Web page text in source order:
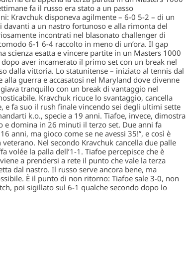
fa il russo era stato a un passo
Kravchuk disponeva agilmente – 6-0 5-2 – di un
a un nastro fortunoso e alla rimonta del
incontrati nel blasonato challenger di
6-1 6-4 raccolto in meno di un’ora. Il gap
scienza esatta e vincere partite in un Masters 1000
dopo aver incamerato il primo set con un break nel
dalla vittoria. Lo statunitense – iniziato al tennis dal
guerra e accasatosi nel Maryland dove divenne
tranquillo con un break di vantaggio nel
. Kravchuk ricuce lo svantaggio, cancella
e fa suo il rush finale vincendo sei degli ultimi sette
k.o., specie a 19 anni. Tiafoe, invece, dimostra
edomina in 26 minuti il terzo set. Due anni fa
anni, ma gioco come se ne avessi 35!”, e così è
Nel secondo Kravchuk cancella due palle
volée la palla dell’1-1. Tiafoe percepisce che è
a prendersi a rete il punto che vale la terza
dal nastro. Il russo serve ancora bene, ma
È il punto di non ritorno: Tiafoe sale 3-0, non
poi sigillato sul 6-1 qualche secondo dopo lo